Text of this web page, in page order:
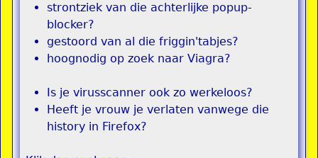
strontziek van die achterlijke popup-
blocker?
gestoord van al die friggin'tabjes?
hoognodig op zoek naar Viagra?
Is je virusscanner ook zo werkeloos?
Heeft je vrouw je verlaten vanwege die
history in Firefox?